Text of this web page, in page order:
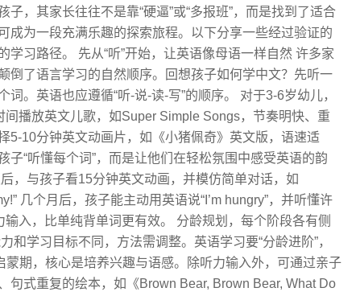
子，其家长往往不是靠“硬逼”或“多报班”，而是找到了适合
成为一段充满乐趣的探索旅程。以下分享一些经过验证的
学习路径。 先从“听”开始，让英语像母语一样自然 许多家
倒了语言学习的自然顺序。回想孩子如何学中文？先听一
。英语也应遵循“听-说-读-写”的顺序。 对于3-6岁幼儿，
间播放英文儿歌，如Super Simple Songs，节奏明快、重
5-10分钟英文动画片，如《小猪佩奇》英文版，语速适
子“听懂每个词”，而是让他们在轻松氛围中感受英语的韵
，与孩子看15分钟英文动画，并模仿简单对话，如
几个月后，孩子能主动用英语说“I’m hungry”，并听懂许
输入，比单纯背单词更有效。 分龄规划，每个阶段各有侧
和学习目标不同，方法需调整。英语学习要“分龄进阶”，
蒙期，核心是培养兴趣与语感。除听力输入外，可通过亲子
句式重复的绘本，如《Brown Bear, Brown Bear, What Do